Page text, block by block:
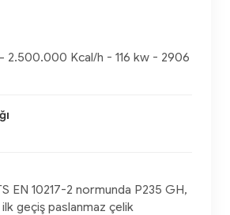
2.500.000 Kcal/h - 116 kw - 2906
EN 10217-2 normunda P235 GH,
ilk geçiş paslanmaz çelik